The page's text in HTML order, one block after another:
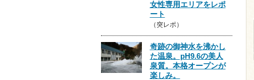
女性専用エリアをレポ
ート
（突レポ）
奇跡の御神水を沸かし
た温泉。pH9.6の美人
泉質。本格オープンが
楽しみ。